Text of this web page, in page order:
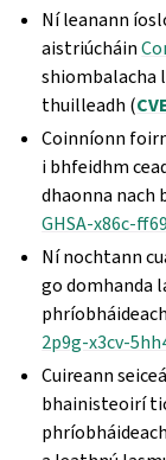
Ní leanann
aistriúcháin
shiombalacha
thuilleadh (
Coinníonn
i bhfeidhm
dhaonna nach
GHSA-x86c-
Ní nochtann
go domhanda
2p9g-x3cv-
Cuireann
bhainisteoirí